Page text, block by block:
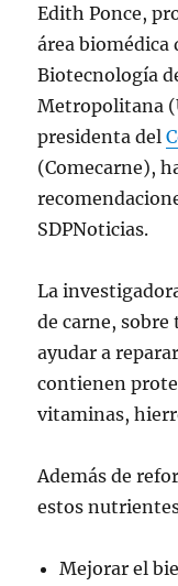
Edith Ponce,
área biomédica
Biotecnología
Metropolitana
presidenta del
(Comecarne),
SDPNoticias.
La
de carne, sobre
ayudar a
contienen
vitaminas,
Además de
estos
Mejorar el